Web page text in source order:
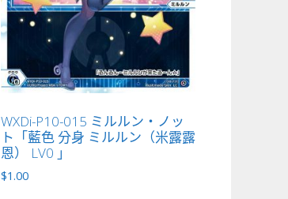
WXDi-P10-015 ミルルン・ノッ
ト「藍色 分身 ミルルン（米露露
恩） LV0 」
$1.00